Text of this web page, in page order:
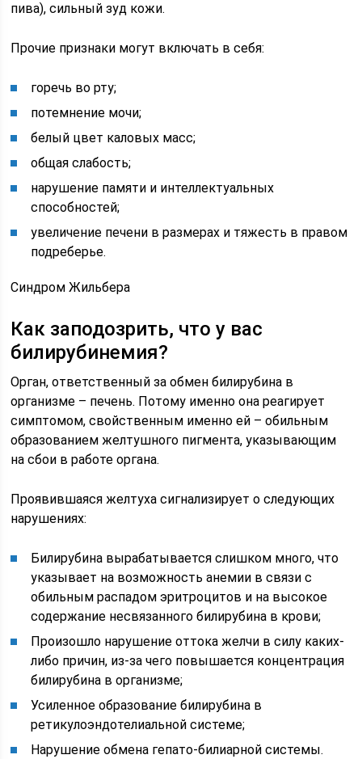
пива), сильный зуд кожи.
Прочие признаки могут включать в себя:
горечь во рту;
потемнение мочи;
белый цвет каловых масс;
общая слабость;
нарушение памяти и интеллектуальных
способностей;
увеличение печени в размерах и тяжесть в правом
подреберье.
Синдром Жильбера
Как заподозрить, что у вас
билирубинемия?
Орган, ответственный за обмен билирубина в
организме – печень. Потому именно она реагирует
симптомом, свойственным именно ей – обильным
образованием желтушного пигмента, указывающим
на сбои в работе органа.
Проявившаяся желтуха сигнализирует о следующих
нарушениях:
Билирубина вырабатывается слишком много, что
указывает на возможность анемии в связи с
обильным распадом эритроцитов и на высокое
содержание несвязанного билирубина в крови;
Произошло нарушение оттока желчи в силу каких-
либо причин, из-за чего повышается концентрация
билирубина в организме;
Усиленное образование билирубина в
ретикулоэндотелиальной системе;
Нарушение обмена гепато-билиарной системы.